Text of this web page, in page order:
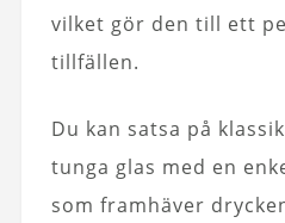
vilket gör den till ett
tillfällen.
Du kan satsa på
tunga glas med en
som framhäver